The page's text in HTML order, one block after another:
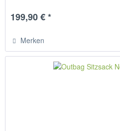
199,90 € *
Merken